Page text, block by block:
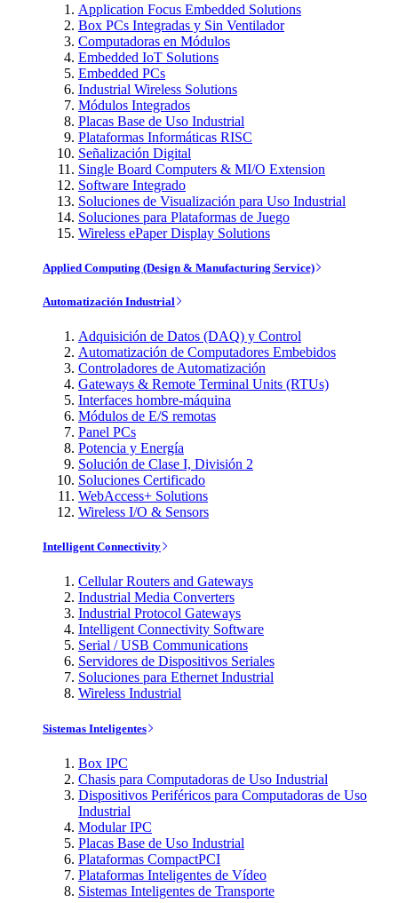
Application Focus Embedded Solutions
Box PCs Integradas y Sin Ventilador
Computadoras en Módulos
Embedded IoT Solutions
Embedded PCs
Industrial Wireless Solutions
Módulos Integrados
Placas Base de Uso Industrial
Plataformas Informáticas RISC
Señalización Digital
Single Board Computers & MI/O Extension
Software Integrado
Soluciones de Visualización para Uso Industrial
Soluciones para Plataformas de Juego
Wireless ePaper Display Solutions
Applied Computing (Design & Manufacturing Service)
Automatización Industrial
Adquisición de Datos (DAQ) y Control
Automatización de Computadores Embebidos
Controladores de Automatización
Gateways & Remote Terminal Units (RTUs)
Interfaces hombre-máquina
Módulos de E/S remotas
Panel PCs
Potencia y Energía
Solución de Clase I, División 2
Soluciones Certificado
WebAccess+ Solutions
Wireless I/O & Sensors
Intelligent Connectivity
Cellular Routers and Gateways
Industrial Media Converters
Industrial Protocol Gateways
Intelligent Connectivity Software
Serial / USB Communications
Servidores de Dispositivos Seriales
Soluciones para Ethernet Industrial
Wireless Industrial
Sistemas Inteligentes
Box IPC
Chasis para Computadoras de Uso Industrial
Dispositivos Periféricos para Computadoras de Uso
Industrial
Modular IPC
Placas Base de Uso Industrial
Plataformas CompactPCI
Plataformas Inteligentes de Vídeo
Sistemas Inteligentes de Transporte